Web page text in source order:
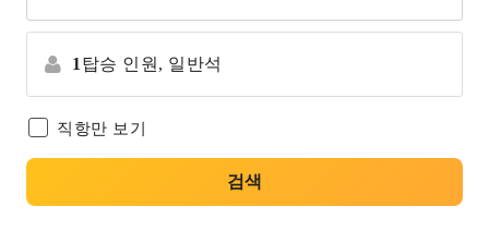
1 탑승 인원, 일반석
직항만 보기
검색